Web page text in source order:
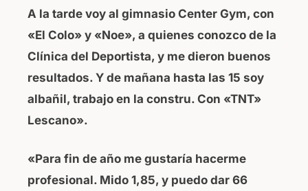
A la tarde voy al gimnasio Center Gym, con
«El Colo» y «Noe», a quienes conozco de la
Clínica del Deportista, y me dieron buenos
resultados. Y de mañana hasta las 15 soy
albañil, trabajo en la constru. Con «TNT»
Lescano».
«Para fin de año me gustaría hacerme
profesional. Mido 1,85, y puedo dar 66